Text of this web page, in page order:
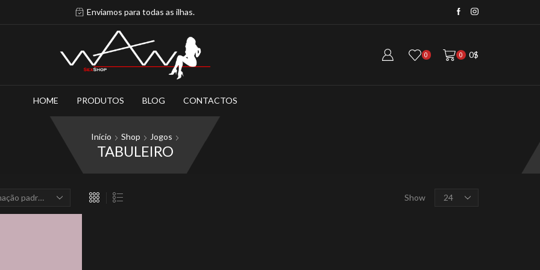
Enviamos para todas as ilhas. Visite a nossa Loja...
0 0 0$
HOME PRODUTOS BLOG CONTACTOS
Início Shop Jogos
TABULEIRO
Show
Products